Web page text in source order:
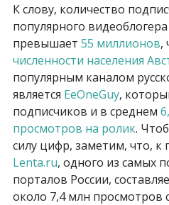
К слову, количество
популярного
превышает 55 миллионов,
численности населения
популярным каналом
является EeOneGuy,
подписчиков и в среднем
просмотров на ролик.
силу цифр, заметим, что, к
Lenta.ru, одного из самых
порталов России,
около 7,4 млн просмотров